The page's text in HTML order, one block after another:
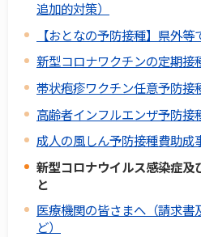
追加的対策）
【おとなの予防接種】県外
新型コロナワクチンの定期接
帯状疱疹ワクチン任意予防接
高齢者インフルエンザ予防接
成人の風しん予防接種費助成
新型コロナウイルス感染症及
と
医療機関の皆さまへ（請求
ど）